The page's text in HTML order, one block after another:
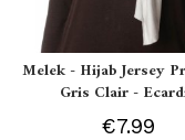
Melek - Hijab Jersey
Gris Clair -
€7.99